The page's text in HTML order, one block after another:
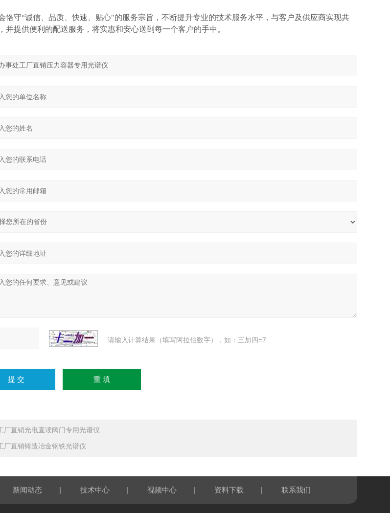
恪守“诚信、品质、快速、贴心"的服务宗旨，不断提升专业的技术服务水平，与客户及供应商实现共
并提供便利的配送服务，将实惠和安心送到每一个客户的手中。
请输入计算结果（填写阿拉伯数字），如：三加四=7
厂直销光电直读阀门专用光谱仪
厂直销铸造冶金钢铁光谱仪
新闻动态 | 技术中心 | 视频中心 | 资料下载 | 联系我们